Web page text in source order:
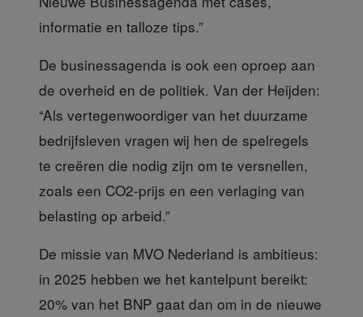
informatie en talloze tips.”
De businessagenda is ook een oproep aan
de overheid en de politiek. Van der Heijden:
“Als vertegenwoordiger van het duurzame
bedrijfsleven vragen wij hen de spelregels
te creëren die nodig zijn om te versnellen,
zoals een CO2-prijs en een verlaging van
belasting op arbeid.”
De missie van MVO Nederland is ambitieus:
in 2025 hebben we het kantelpunt bereikt:
20% van het BNP gaat dan om in de nieuwe